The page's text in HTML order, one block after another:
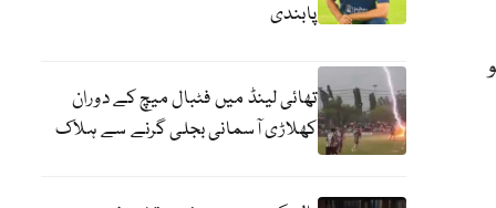
پابندی
تھائی لینڈ میں فٹبال میچ کے دوران
کھلاڑی آسمانی بجلی گرنے سے ہلاک